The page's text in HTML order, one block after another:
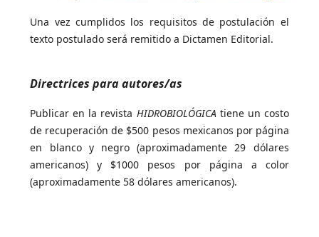
Una vez cumplidos los requisitos de postulación el
texto postulado será remitido a Dictamen Editorial.
Directrices para autores/as
Publicar en la revista HIDROBIOLÓGICA tiene un costo
de recuperación de $500 pesos mexicanos por página
en blanco y negro (aproximadamente 29 dólares
americanos) y $1000 pesos por página a color
(aproximadamente 58 dólares americanos).